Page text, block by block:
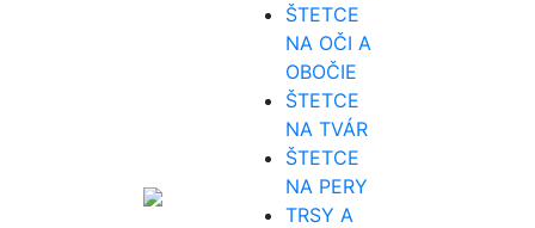
ŠTETCE
NA OČI A
OBOČIE
ŠTETCE
NA TVÁR
ŠTETCE
NA PERY
TRSY A